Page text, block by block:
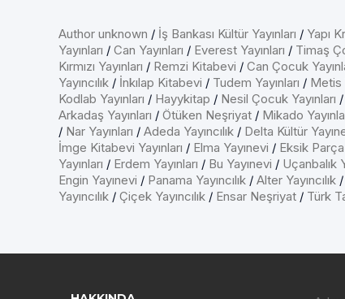
Author unknown / İş Bankası Kültür Yayınları / Yapı
Yayınları / Can Yayınları / Everest Yayınları / Timaş
Kırmızı Yayınları / Remzi Kitabevi / Can Çocuk
Yayıncılık / İnkılap Kitabevi / Tudem Yayınları / Metis
Kodlab Yayınları / Hayykitap / Nesil Çocuk Yayınları /
Arkadaş Yayınları / Ötüken Neşriyat / Mikado
/ Nar Yayınları / Adeda Yayıncılık / Delta Kültür
İmge Kitabevi Yayınları / Elma Yayınevi / Eksik Parça
Yayınları / Erdem Yayınları / Bu Yayınevi / Uçanbalık
Engin Yayınevi / Panama Yayıncılık / Alter Yayıncılık /
Yayıncılık / Çiçek Yayıncılık / Ensar Neşriyat / Türk